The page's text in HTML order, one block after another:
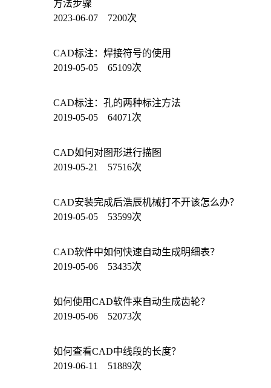
方法步骤
2023-06-07 7200次
CAD标注：焊接符号的使用
2019-05-05 65109次
CAD标注：孔的两种标注方法
2019-05-05 64071次
CAD如何对图形进行描图
2019-05-21 57516次
CAD安装完成后浩辰机械打不开该怎么办？
2019-05-05 53599次
CAD软件中如何快速自动生成明细表？
2019-05-06 53435次
如何使用CAD软件来自动生成齿轮？
2019-05-06 52073次
如何查看CAD中线段的长度？
2019-06-11 51889次